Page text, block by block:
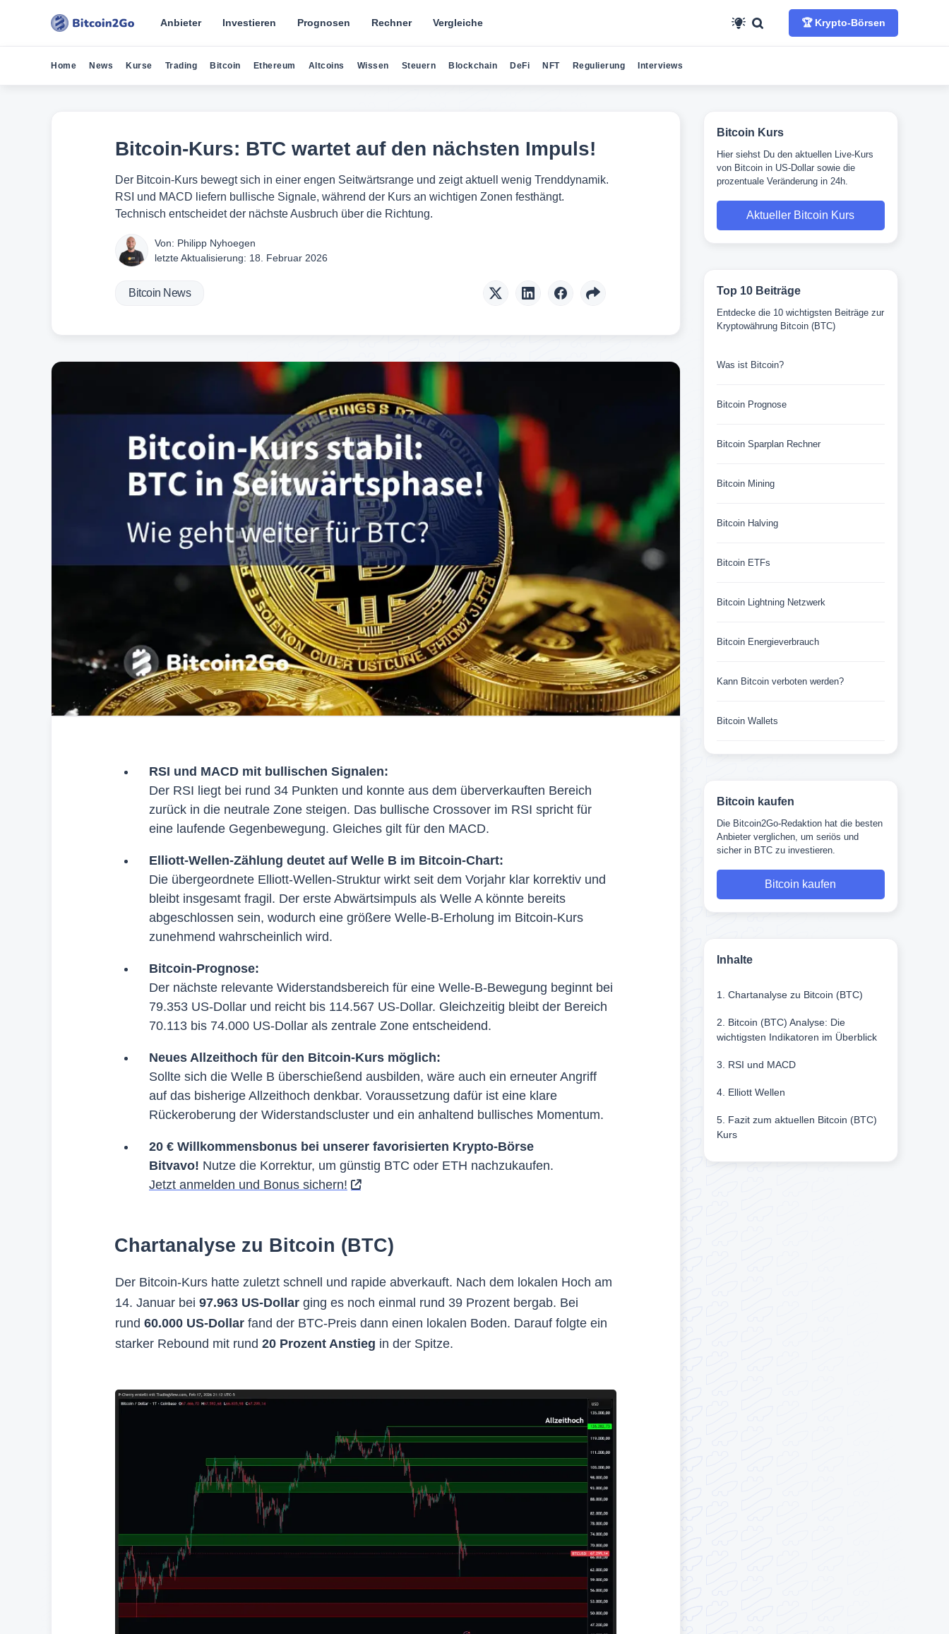
Anbieter Investieren Prognosen Rechner Vergleiche 🏆 Krypto-Börsen
Home News Kurse Trading Bitcoin Ethereum Altcoins Wissen Steuern Blockchain DeFi NFT Regulierung Interviews
Bitcoin-Kurs: BTC wartet auf den nächsten Impuls!
Der Bitcoin-Kurs bewegt sich in einer engen Seitwärtsrange und zeigt aktuell wenig Trenddynamik.
RSI und MACD liefern bullische Signale, während der Kurs an wichtigen Zonen festhängt.
Technisch entscheidet der nächste Ausbruch über die Richtung.
Von: Philipp Nyhoegen
letzte Aktualisierung: 18. Februar 2026
Bitcoin News
RSI und MACD mit bullischen Signalen:
Der RSI liegt bei rund 34 Punkten und konnte aus dem überverkauften Bereich
zurück in die neutrale Zone steigen. Das bullische Crossover im RSI spricht für
eine laufende Gegenbewegung. Gleiches gilt für den MACD.
Elliott-Wellen-Zählung deutet auf Welle B im Bitcoin-Chart:
Die übergeordnete Elliott-Wellen-Struktur wirkt seit dem Vorjahr klar korrektiv und
bleibt insgesamt fragil. Der erste Abwärtsimpuls als Welle A könnte bereits
abgeschlossen sein, wodurch eine größere Welle-B-Erholung im Bitcoin-Kurs
zunehmend wahrscheinlich wird.
Bitcoin-Prognose:
Der nächste relevante Widerstandsbereich für eine Welle-B-Bewegung beginnt bei
79.353 US-Dollar und reicht bis 114.567 US-Dollar. Gleichzeitig bleibt der Bereich
70.113 bis 74.000 US-Dollar als zentrale Zone entscheidend.
Neues Allzeithoch für den Bitcoin-Kurs möglich:
Sollte sich die Welle B überschießend ausbilden, wäre auch ein erneuter Angriff
auf das bisherige Allzeithoch denkbar. Voraussetzung dafür ist eine klare
Rückeroberung der Widerstandscluster und ein anhaltend bullisches Momentum.
20 € Willkommensbonus bei unserer favorisierten Krypto-Börse
Bitvavo! Nutze die Korrektur, um günstig BTC oder ETH nachzukaufen.
Jetzt anmelden und Bonus sichern!
Chartanalyse zu Bitcoin (BTC)
Der Bitcoin-Kurs hatte zuletzt schnell und rapide abverkauft. Nach dem lokalen Hoch am
14. Januar bei 97.963 US-Dollar ging es noch einmal rund 39 Prozent bergab. Bei
rund 60.000 US-Dollar fand der BTC-Preis dann einen lokalen Boden. Darauf folgte ein
starker Rebound mit rund 20 Prozent Anstieg in der Spitze.
Bitcoin Kurs
Hier siehst Du den aktuellen Live-Kurs
von Bitcoin in US-Dollar sowie die
prozentuale Veränderung in 24h.
Aktueller Bitcoin Kurs
Top 10 Beiträge
Entdecke die 10 wichtigsten Beiträge zur
Kryptowährung Bitcoin (BTC)
Was ist Bitcoin?
Bitcoin Prognose
Bitcoin Sparplan Rechner
Bitcoin Mining
Bitcoin Halving
Bitcoin ETFs
Bitcoin Lightning Netzwerk
Bitcoin Energieverbrauch
Kann Bitcoin verboten werden?
Bitcoin Wallets
Bitcoin kaufen
Die Bitcoin2Go-Redaktion hat die besten
Anbieter verglichen, um seriös und
sicher in BTC zu investieren.
Bitcoin kaufen
Inhalte
1. Chartanalyse zu Bitcoin (BTC)
2. Bitcoin (BTC) Analyse: Die
wichtigsten Indikatoren im Überblick
3. RSI und MACD
4. Elliott Wellen
5. Fazit zum aktuellen Bitcoin (BTC)
Kurs